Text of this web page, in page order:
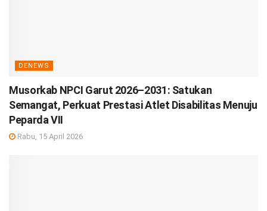
DENEWS
Musorkab NPCI Garut 2026–2031: Satukan
Semangat, Perkuat Prestasi Atlet Disabilitas Menuju
Peparda VII
Rabu, 15 April 2026